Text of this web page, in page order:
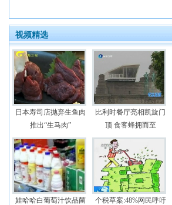
视频精选
日本寿司店抛弃生鱼肉
推出“生马肉”
比利时餐厅亮相凯旋门
顶 食客蜂拥而至
娃哈哈白葡萄汁饮品菌
个税草案:48%网民呼吁